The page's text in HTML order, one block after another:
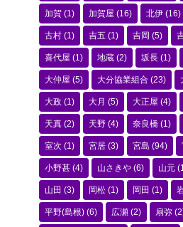
加賀 (1) 加賀屋 (16) 北伊 (16)
古村 (1) 吉五 (1) 吉岡 (5)
喜代屋 (1) 地蔵 (2) 坂長 (1)
大仲屋 (5) 大分協業組合 (23)
大政 (1) 大月 (5) 大正屋 (4)
天真 (2) 天野 (4) 奈良橋 (1)
室次 (1) 宮居 (3) 宮島 (94)
小野甚 (4) 山さきや (6) 山元
山田 (3) 岡松 (1) 岡田 (1)
平野(島根) (6) 広瀬 (2) 扇弥